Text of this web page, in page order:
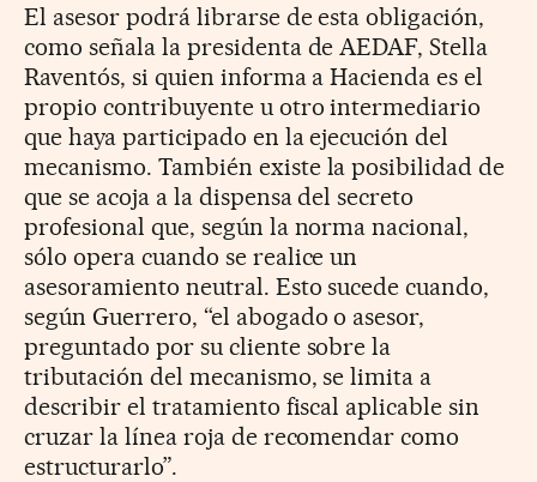
El asesor podrá librarse de esta obligación,
como señala la presidenta de AEDAF, Stella
Raventós, si quien informa a Hacienda es el
propio contribuyente u otro intermediario
que haya participado en la ejecución del
mecanismo. También existe la posibilidad de
que se acoja a la dispensa del secreto
profesional que, según la norma nacional,
sólo opera cuando se realice un
asesoramiento neutral. Esto sucede cuando,
según Guerrero, “el abogado o asesor,
preguntado por su cliente sobre la
tributación del mecanismo, se limita a
describir el tratamiento fiscal aplicable sin
cruzar la línea roja de recomendar como
estructurarlo”.